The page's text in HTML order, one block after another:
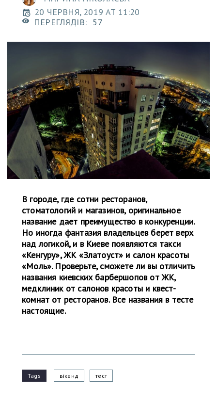
20 ЧЕРВНЯ, 2019 AT 11:20
ПЕРЕГЛЯДІВ: 57
В городе, где сотни ресторанов,
стоматологий и магазинов, оригинальное
название дает преимущество в конкуренции.
Но иногда фантазия владельцев берет верх
над логикой, и в Киеве появляются такси
«Кенгуру», ЖК «Златоуст» и салон красоты
«Моль». Проверьте, сможете ли вы отличить
названия киевских барбершопов от ЖК,
медклиник от салонов красоты и квест-
комнат от ресторанов. Все названия в тесте
настоящие.
Tags вікенд тест